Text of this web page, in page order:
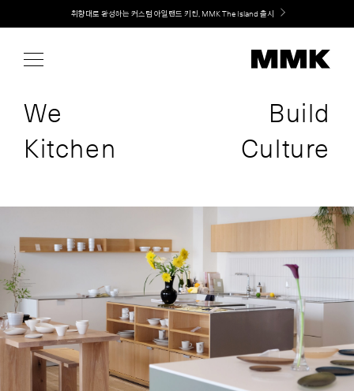
content
취향대로 완성하는 커스텀 아일랜드 키친, MMK The Island 출시
We
Kitchen
Build
Culture